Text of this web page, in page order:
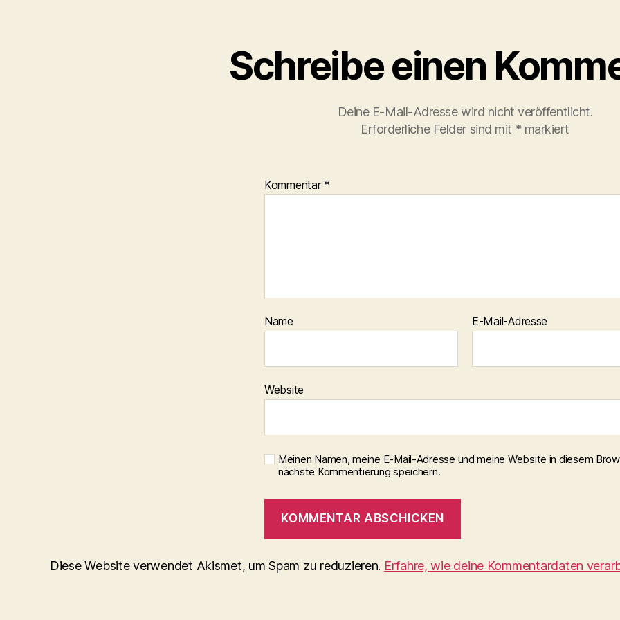
Schreibe einen
Deine E-Mail-Adresse wird nicht veröffentlicht.
Erforderliche Felder sind mit * markiert
Kommentar *
Name E-Mail-Adresse
Website
Meinen Namen, meine E-Mail-Adresse und meine Website in diesem
nächste Kommentierung speichern.
Diese Website verwendet Akismet, um Spam zu reduzieren. Erfahre, wie deine Kommentardaten